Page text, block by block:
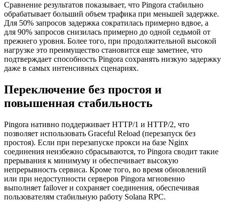
Сравнение результатов показывает, что Pingora стабильно
обрабатывает больший объем трафика при меньшей задержке.
Для 50% запросов задержка сократилась примерно вдвое, а
для 90% запросов снизилась примерно до одной седьмой от
прежнего уровня. Более того, при продолжительной высокой
нагрузке это преимущество становится еще заметнее, что
подтверждает способность Pingora сохранять низкую задержку
даже в самых интенсивных сценариях.
Переключение без простоя и
повышенная стабильность
Pingora нативно поддерживает HTTP/1 и HTTP/2, что
позволяет использовать Graceful Reload (перезапуск без
простоя). Если при перезапуске прокси на базе Nginx
соединения неизбежно сбрасываются, то Pingora сводит такие
прерывания к минимуму и обеспечивает высокую
непрерывность сервиса. Кроме того, во время обновлений
или при недоступности серверов Pingora мгновенно
выполняет failover и сохраняет соединения, обеспечивая
пользователям стабильную работу Solana RPC.